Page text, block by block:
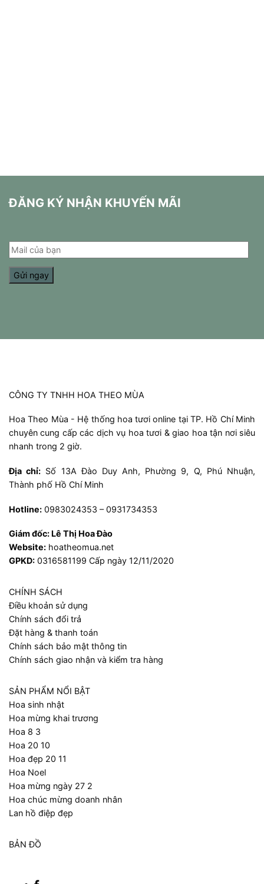
ĐĂNG KÝ NHẬN KHUYẾN MÃI
CÔNG TY TNHH HOA THEO MÙA
Hoa Theo Mùa - Hệ thống hoa tươi online tại TP. Hồ Chí Minh
chuyên cung cấp các dịch vụ hoa tươi & giao hoa tận nơi siêu
nhanh trong 2 giờ.
Địa chỉ: Số 13A Đào Duy Anh, Phường 9, Q, Phú Nhuận,
Thành phố Hồ Chí Minh
Hotline: 0983024353 – 0931734353
Giám đốc: Lê Thị Hoa Đào
Website: hoatheomua.net
GPKD: 0316581199 Cấp ngày 12/11/2020
CHÍNH SÁCH
Điều khoản sử dụng
Chính sách đổi trả
Đặt hàng & thanh toán
Chính sách bảo mật thông tin
Chính sách giao nhận và kiểm tra hàng
SẢN PHẨM NỔI BẬT
Hoa sinh nhật
Hoa mừng khai trương
Hoa 8 3
Hoa 20 10
Hoa đẹp 20 11
Hoa Noel
Hoa mừng ngày 27 2
Hoa chúc mừng doanh nhân
Lan hồ điệp đẹp
BẢN ĐỒ